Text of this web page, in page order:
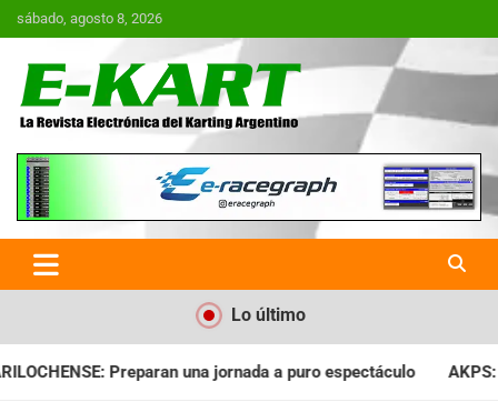
Saltar
al
sábado, agosto 8, 2026
E-Kart.com.ar | La Revista
Electrónica del Karting en
Argentina
Lo último
a puro espectáculo AKPS: Intervino la IGJ y oficializó el